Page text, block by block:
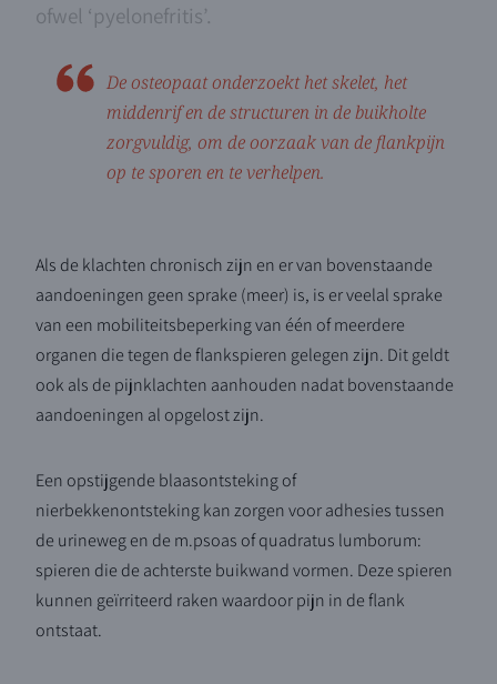
ofwel ‘pyelonefritis’.
De osteopaat onderzoekt het skelet, het
middenrif en de structuren in de buikholte
zorgvuldig, om de oorzaak van de flankpijn
op te sporen en te verhelpen.
Als de klachten chronisch zijn en er van bovenstaande
aandoeningen geen sprake (meer) is, is er veelal sprake
van een mobiliteitsbeperking van één of meerdere
organen die tegen de flankspieren gelegen zijn. Dit geldt
ook als de pijnklachten aanhouden nadat bovenstaande
aandoeningen al opgelost zijn.
Een opstijgende blaasontsteking of
nierbekkenontsteking kan zorgen voor adhesies tussen
de urineweg en de m.psoas of quadratus lumborum:
spieren die de achterste buikwand vormen. Deze spieren
kunnen geïrriteerd raken waardoor pijn in de flank
ontstaat.